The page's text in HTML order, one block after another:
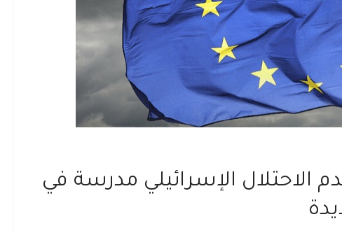
الاحتلال الإسرائيلي مدرسة في